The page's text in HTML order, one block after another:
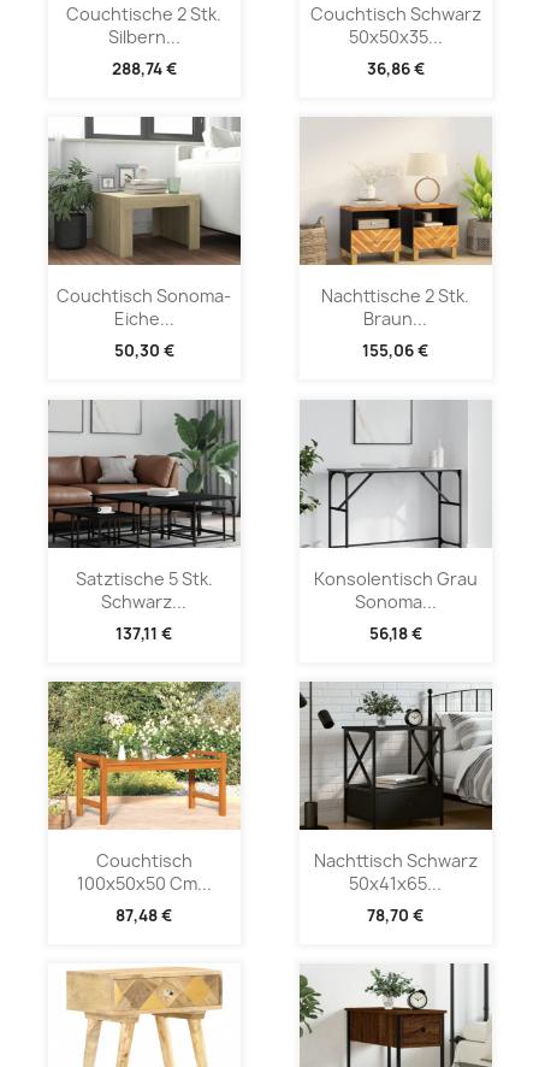
Couchtische 2 Stk.
Silbern...
288,74 €
Couchtisch Schwarz
50x50x35...
36,86 €
Couchtisch Sonoma-
Eiche...
50,30 €
Nachttische 2 Stk.
Braun...
155,06 €
Satztische 5 Stk.
Schwarz...
137,11 €
Konsolentisch Grau
Sonoma...
56,18 €
Couchtisch
100x50x50 Cm...
87,48 €
Nachttisch Schwarz
50x41x65...
78,70 €